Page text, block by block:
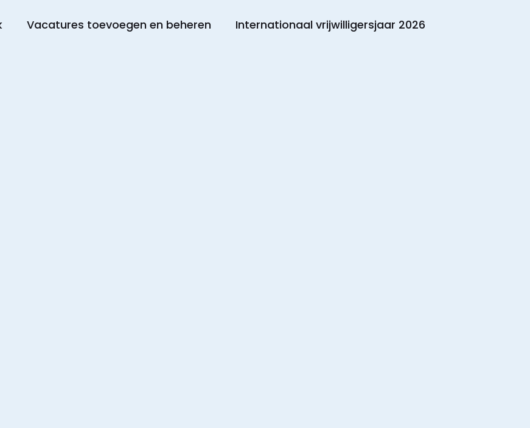
Vacatures toevoegen en beheren Internationaal vrijwilligersjaar 2026